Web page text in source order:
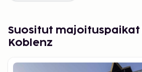
Suositut majoituspaikat
Koblenz